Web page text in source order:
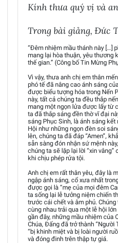
Kính thưa quý vị và
Trong bài giảng, Đức
“Đêm nhiệm mầu thánh này […]
mang lại hòa thuận, yêu thương
thế gian.” (Công bố Tin Mừng
Vì vậy, thưa anh chị em thân
phó tế đã nâng cao ánh sáng
được biểu tượng hóa trong Nến
này, tất cả chúng ta đều thắp
mang một ngọn lửa được lấy từ
ta đã thắp sáng đền thờ vĩ đại
sáng Phục Sinh, là ánh sáng kết
Hội như những ngọn đèn soi
lên, chúng ta đã đáp “Amen”,
sẵn sàng đón nhận sứ mệnh
chúng ta sẽ lặp lại lời “xin
khi chịu phép rửa tội.
Anh chị em rất thân yêu, đây là
ngập ánh sáng, cổ xưa nhất
được gọi là “mẹ của mọi đêm
ta sống lại lễ tưởng niệm chiến
trước cái chết và âm phủ.
cùng nhau trải qua một lễ hội
gần đây, những mầu nhiệm của
Chúa, Đấng đã trở thành “Người
“bị khinh miệt và bị loài người
và đóng đinh trên thập tự giá.